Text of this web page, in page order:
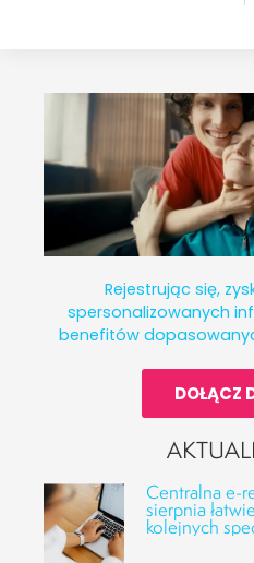
Rejestrując się,
spersonalizowanych
benefitów
DOŁĄCZ
Centralna e-
sierpnia
kolejnych